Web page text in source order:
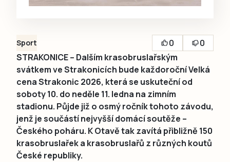
Sport 0
0
STRAKONICE – Dalším krasobruslařským
svátkem ve Strakonicích bude každoroční Velká
cena Strakonic 2026, která se uskuteční od
soboty 10. do neděle 11. ledna na zimním
stadionu. Půjde již o osmý ročník tohoto závodu,
jenž je součástí nejvyšší domácí soutěže –
Českého poháru. K Otavě tak zavítá přibližně 150
krasobruslařek a krasobruslařů z různých koutů
České republiky.